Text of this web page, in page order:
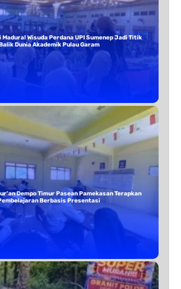
Wisuda Perdana UPI Sumenep Jadi Titik
Balik Dunia Akademik Pulau Garam
Dempo Timur Pasean Pamekasan Terapkan
Berbasis Presentasi